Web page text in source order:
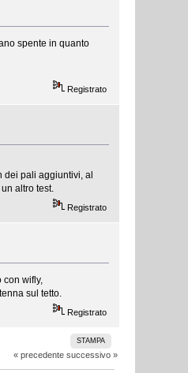
spente in quanto
Registrato
dei pali aggiuntivi, al
altro test.
Registrato
con wifly,
sul tetto.
Registrato
STAMPA
« precedente successivo »